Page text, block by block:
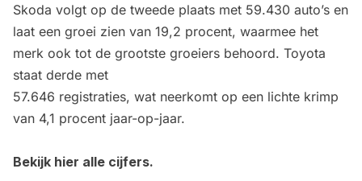
Skoda volgt op de tweede plaats met 59.430 auto’s en
laat een groei zien van 19,2 procent, waarmee het
merk ook tot de grootste groeiers behoord. Toyota
staat derde met
57.646 registraties, wat neerkomt op een lichte krimp
van 4,1 procent jaar-op-jaar.
Bekijk hier alle cijfers.